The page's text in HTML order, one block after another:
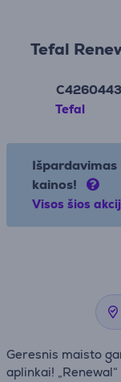
Tefal
C4260443
Tefal
Išpardavimas
kainos!
Visos šios
Geresnis maisto
aplinkai!